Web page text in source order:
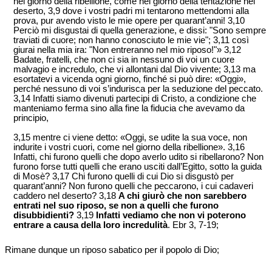
deserto, 3,9 dove i vostri padri mi tentarono mettendomi alla
prova, pur avendo visto le mie opere per quarant’anni! 3,10
Perciò mi disgustai di quella generazione, e dissi: "Sono sempre
traviati di cuore; non hanno conosciuto le mie vie"; 3,11 così
giurai nella mia ira: "Non entreranno nel mio riposo!"» 3,12
Badate, fratelli, che non ci sia in nessuno di voi un cuore
malvagio e incredulo, che vi allontani dal Dio vivente; 3,13 ma
esortatevi a vicenda ogni giorno, finché si può dire: «Oggi»,
perché nessuno di voi s’indurisca per la seduzione del peccato.
3,14 Infatti siamo divenuti partecipi di Cristo, a condizione che
manteniamo ferma sino alla fine la fiducia che avevamo da
principio,
3,15 mentre ci viene detto: «Oggi, se udite la sua voce, non
indurite i vostri cuori, come nel giorno della ribellione». 3,16
Infatti, chi furono quelli che dopo averlo udito si ribellarono? Non
furono forse tutti quelli che erano usciti dall’Egitto, sotto la guida
di Mosè? 3,17 Chi furono quelli di cui Dio si disgustò per
quarant’anni? Non furono quelli che peccarono, i cui cadaveri
caddero nel deserto? 3,18 A chi giurò che non sarebbero
entrati nel suo riposo, se non a quelli che furono
disubbidienti? 3,19 Infatti vediamo che non vi poterono
entrare a causa della loro incredulità. Ebr 3, 7-19;
Rimane dunque un riposo sabatico per il popolo di Dio;